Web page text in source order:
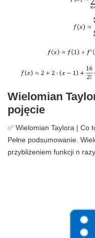
Wielomian
pojęcie
✅ Wielomian Taylora | Co
Pełne podsumowanie.
przybliżeniem funkcji n